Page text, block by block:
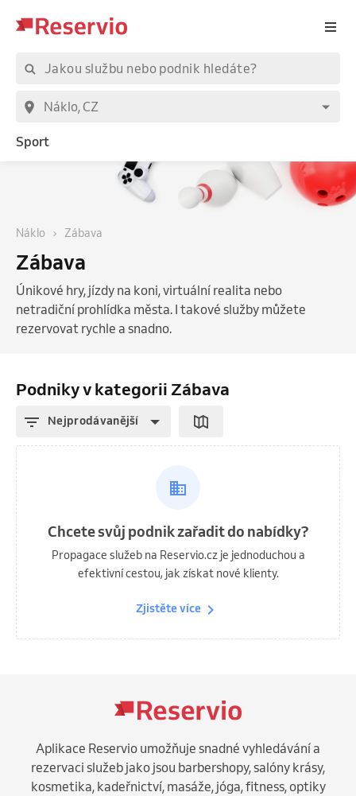
Sport
Náklo Zábava
Zábava
Únikové hry, jízdy na koni, virtuální realita nebo
netradiční prohlídka města. I takové služby můžete
rezervovat rychle a snadno.
Podniky v kategorii Zábava
Nejprodávanější
Chcete svůj podnik zařadit do nabídky?
Propagace služeb na Reservio.cz je jednoduchou a
efektivní cestou, jak získat nové klienty.
Zjistěte více
Aplikace Reservio umožňuje snadné vyhledávání a
rezervaci služeb jako jsou barbershopy, salóny krásy,
kosmetika, kadeřnictví, masáže, jóga, fitness, optiky